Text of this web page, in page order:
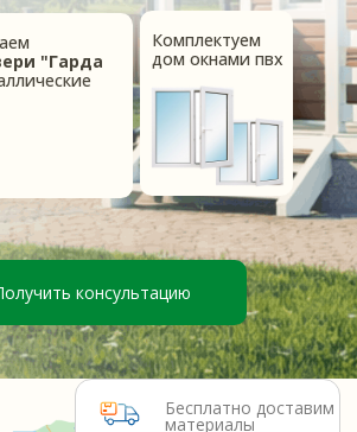
"Гарда
Комплектуем
дом окнами пвх
консультацию
Бесплатно доставим